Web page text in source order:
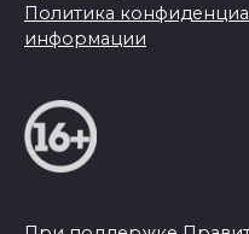
Политика
информации